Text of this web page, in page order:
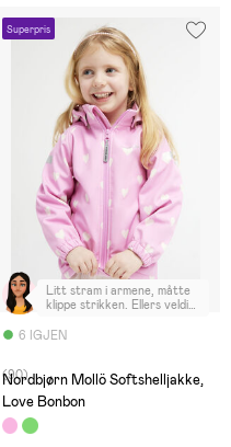
Superpris
6 IGJEN
Litt stram i armene, måtte
klippe strikken. Ellers veldig
(90)
Nordbjørn Mollö Softshelljakke,
Love Bonbon